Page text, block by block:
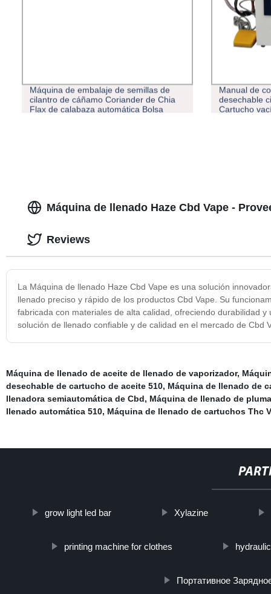
Máquina de embalaje de semillas de
cilantro de cáñamo Coriander de Chia
Flax de calabaza automática Bolsa
Manual de
desechable
Cartucho
Máquina de llenado Haze Cbd Vape -
La Máquina de llenado Haze Cbd Vape es una solución
llenado preciso y rápido de los productos Cbd Vape. Su
fabricada con materiales de alta calidad, ofreciendo durabilidad
solución de llenado confiable y de calidad en el mercado de Cbd
Reviews
Máquina de llenado de aceite de llenado de vaporizador,
desechable de cartucho de aceite 510, Máquina de llenado de
llenadora semiautomática de Cbd, Máquina de llenado de
llenado automática 510, Máquina de llenado de cartuchos Thc
grow light led bar Xylazine
printing machine for clothes
Портативное